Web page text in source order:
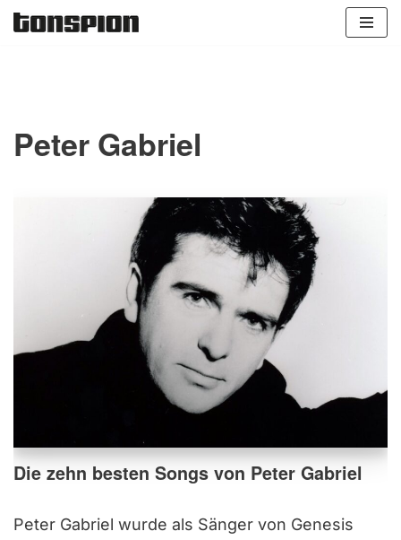
Peter Gabriel
Die zehn besten Songs von Peter Gabriel
Peter Gabriel wurde als Sänger von Genesis